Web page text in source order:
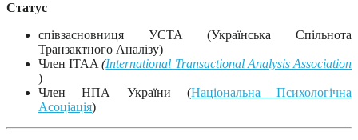
Статус
співзасновниця УСТА (Українська Спільнота
Транзактного Аналізу)
Член ITAA(International Transactional Analysis Association
)
Член НПА України (Національна Психологічна
Асоціація)